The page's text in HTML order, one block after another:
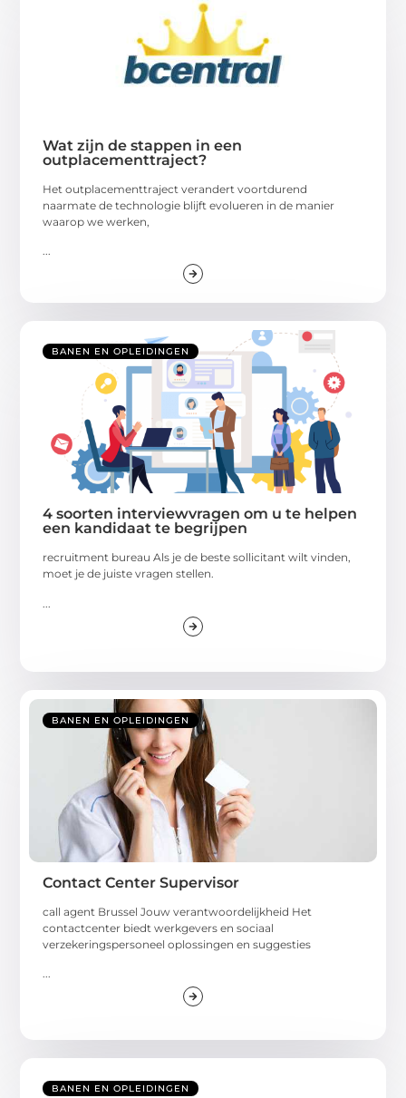
Wat zijn de stappen in een
outplacementtraject?
Het outplacementtraject verandert voortdurend
naarmate de technologie blijft evolueren in de manier
waarop we werken,
...
BANEN EN OPLEIDINGEN
4 soorten interviewvragen om u te helpen
een kandidaat te begrijpen
recruitment bureau Als je de beste sollicitant wilt vinden,
moet je de juiste vragen stellen.
BANEN EN OPLEIDINGEN
Contact Center Supervisor
call agent Brussel Jouw verantwoordelijkheid Het
contactcenter biedt werkgevers en sociaal
verzekeringspersoneel oplossingen en suggesties
...
BANEN EN OPLEIDINGEN